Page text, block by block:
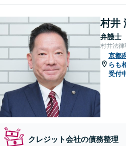
村井
弁護士
村井法律
京都
らも
受付
クレジット会社の債務整理